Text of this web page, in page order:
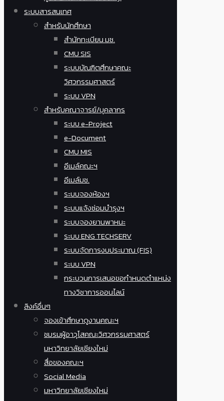
ระบบสารสนเทศ
สำหรับนักศึกษา
สำนักทะเบียน มช.
CMU SIS
ระบบบัณฑิตศึกษาคณะ
วิศวกรรมศาสตร์
ระบบ VPN
สำหรับคณาจารย์/บุคลากร
ระบบ e-Project
e-Document
CMU MIS
อีเมล์คณะฯ
อีเมล์มช.
ระบบจองห้องฯ
ระบบแจ้งซ่อมบำรุงฯ
ระบบจองยานพาหนะ
ระบบ ENG TECHSERV
ระบบจัดการงบประมาณ (FIS)
ระบบ VPN
กระบวนการเสนอขอกำหนดตำแหน่ง
ทางวิชาการออนไลน์
ลิงค์อื่นๆ
จองเข้าศึกษาดูงานคณะฯ
ชมรมผู้อาวุโสคณะวิศวกรรมศาสตร์
มหาวิทยาลัยเชียงใหม่
สื่อของคณะฯ
Social Media
มหาวิทยาลัยเชียงใหม่